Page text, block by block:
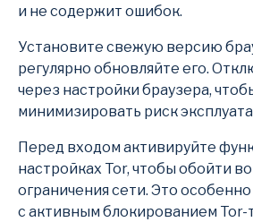
и не содержит ошибок.
Установите свежую версию
регулярно обновляйте его.
через настройки браузера,
минимизировать риск
Перед входом активируйте
настройках Tor, чтобы обойти
ограничения сети. Это
с активным блокированием Tor-